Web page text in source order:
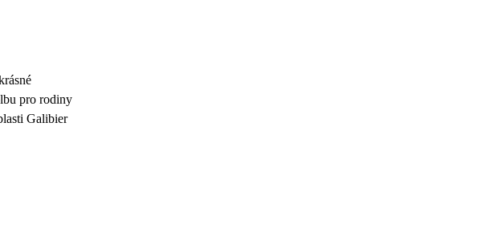
pro rodiny
Galibier